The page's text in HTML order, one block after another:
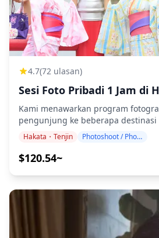
4.7(72 ulasan)
Sesi Foto Pribadi 1 Jam di
Kami menawarkan program
pengunjung ke beberapa
Hakata. Dipandu oleh fotografer
program kami menyesuaikan
menangkap komposisi alami, dan
Anda dengan kami!) Sesi fotografi tersedia di mana saja
di Hakata dan dapat dipesan
Kami akan mengatur fotografer
Inggris/Mandarin/Korea. File asli 100+ foto akan
dikirimkan dalam waktu
Hakata・Tenjin Photoshoot / Photo tour
$120.54~